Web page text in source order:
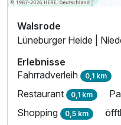
Walsrode
Lüneburger Heide |
Erlebnisse
Fahrradverleih 0,1 km
Restaurant 0,1 km
Shopping 0,5 km